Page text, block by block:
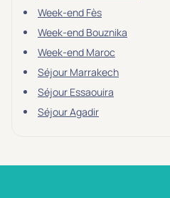
Week-end Fès
Week-end Bouznika
Week-end Maroc
Séjour Marrakech
Séjour Essaouira
Séjour Agadir